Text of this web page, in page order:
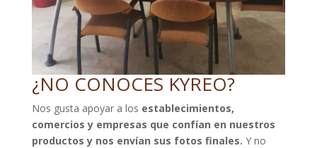
¿NO CONOCES KYREO?
Nos gusta apoyar a los establecimientos,
comercios y empresas que confían en nuestros
productos y nos envían sus fotos finales. Y no